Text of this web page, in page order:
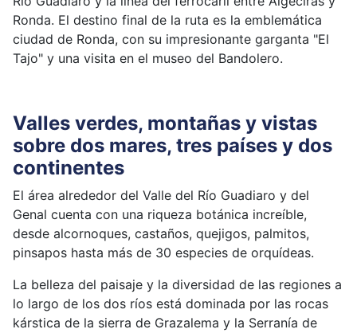
Ronda. El destino final de la ruta es la emblemática
ciudad de Ronda, con su impresionante garganta "El
Tajo" y una visita en el museo del Bandolero.
Valles verdes, montañas y vistas
sobre dos mares, tres países y dos
continentes
El área alrededor del Valle del Río Guadiaro y del
Genal cuenta con una riqueza botánica increíble,
desde alcornoques, castaños, quejigos, palmitos,
pinsapos hasta más de 30 especies de orquídeas.
La belleza del paisaje y la diversidad de las regiones a
lo largo de los dos ríos está dominada por las rocas
kárstica de la sierra de Grazalema y la Serranía de